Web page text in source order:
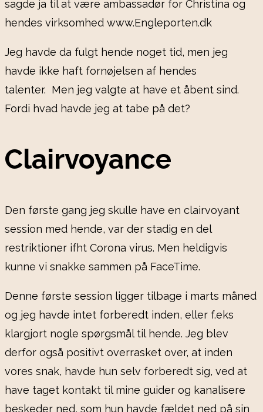
sagde ja til at være ambassadør for Christina og
hendes virksomhed www.Engleporten.dk
Jeg havde da fulgt hende noget tid, men jeg
havde ikke haft fornøjelsen af hendes
talenter. Men jeg valgte at have et åbent sind.
Fordi hvad havde jeg at tabe på det?
Clairvoyance
Den første gang jeg skulle have en clairvoyant
session med hende, var der stadig en del
restriktioner ifht Corona virus. Men heldigvis
kunne vi snakke sammen på FaceTime.
Denne første session ligger tilbage i marts måned
og jeg havde intet forberedt inden, eller f.eks
klargjort nogle spørgsmål til hende. Jeg blev
derfor også positivt overrasket over, at inden
vores snak, havde hun selv forberedt sig, ved at
have taget kontakt til mine guider og kanalisere
beskeder ned, som hun havde fældet ned på sin